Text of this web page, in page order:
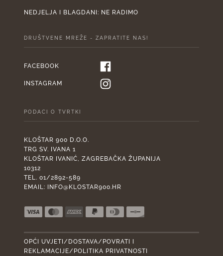
NEDJELJA I BLAGDANI: NE RADIMO
DRUŠTVENE MREŽE - ZAPRATITE NAS!
FACEBOOK
INSTAGRAM
PODACI O TVRTKI
KLOŠTAR 900 D.O.O.
TRG SV. IVANA 1
KLOŠTAR IVANIĆ, ZAGREBAČKA ŽUPANIJA
10312
TEL. 01/2892-589
EMAIL:
INFO@KLOSTAR900.HR
OPĆI UVJETI/DOSTAVA/POVRATI I
REKLAMACIJE/POLITIKA PRIVATNOSTI